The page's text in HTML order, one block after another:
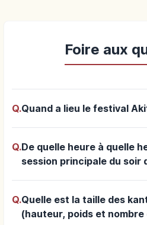
Foire aux
Q.Quand a lieu le festival
Q.De quelle heure à quelle
session principale du soir
Q.Quelle est la taille des
(hauteur, poids et